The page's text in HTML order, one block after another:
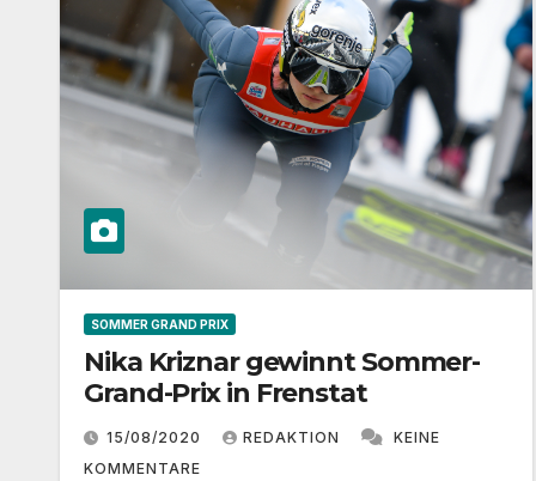
SOMMER GRAND PRIX
Nika Kriznar gewinnt Sommer-
Grand-Prix in Frenstat
15/08/2020 REDAKTION
KEINE
KOMMENTARE